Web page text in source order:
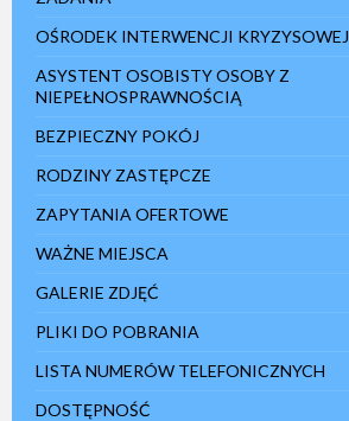
OŚRODEK INTERWENCJI KRYZYSOWEJ
ASYSTENT OSOBISTY OSOBY Z
NIEPEŁNOSPRAWNOŚCIĄ
BEZPIECZNY POKÓJ
RODZINY ZASTĘPCZE
ZAPYTANIA OFERTOWE
WAŻNE MIEJSCA
GALERIE ZDJĘĆ
PLIKI DO POBRANIA
LISTA NUMERÓW TELEFONICZNYCH
DOSTĘPNOŚĆ